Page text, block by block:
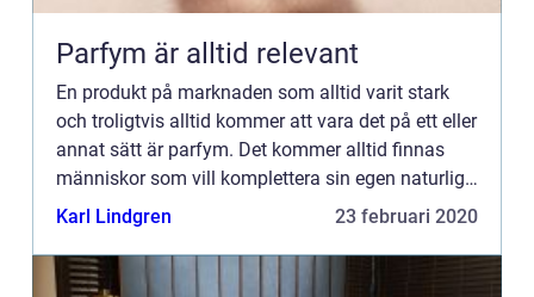
Parfym är alltid relevant
En produkt på marknaden som alltid varit stark
och troligtvis alltid kommer att vara det på ett eller
annat sätt är parfym. Det kommer alltid finnas
människor som vill komplettera sin egen naturliga
doft med ett externt til...
Karl Lindgren 23 februari 2020